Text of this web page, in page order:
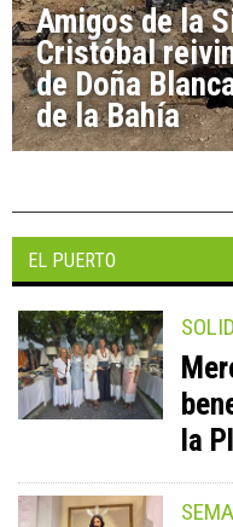
Amigos de la
Cristóbal
de Doña
de la Bahía
EL PUERTO
la